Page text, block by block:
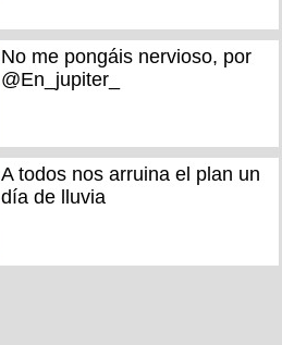
No me pongáis nervioso, por
@En_jupiter_
A todos nos arruina el plan un
día de lluvia